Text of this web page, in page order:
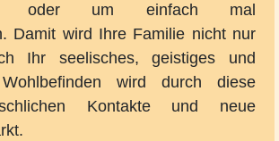
oder um einfach mal
Damit wird Ihre Familie nicht nur
Ihr seelisches, geistiges und
Wohlbefinden wird durch diese
Kontakte und neue